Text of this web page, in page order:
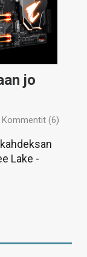
jo
Kommentit (6)
Lake -